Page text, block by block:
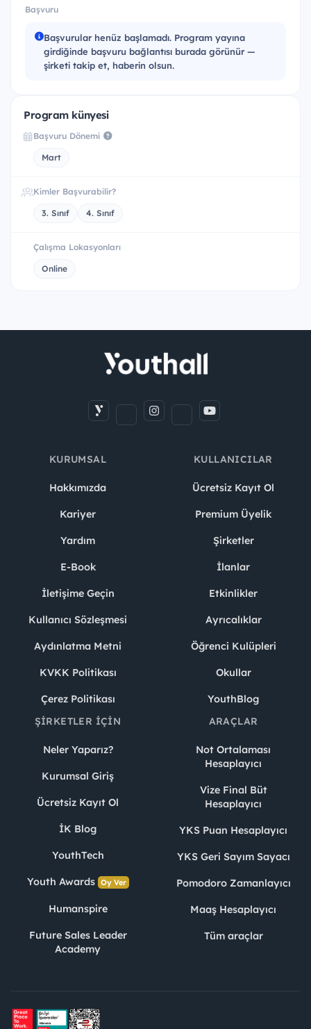
Başvuru
Başvurular henüz başlamadı. Program yayına
girdiğinde başvuru bağlantısı burada görünür —
şirketi takip et, haberin olsun.
Program künyesi
Başvuru Dönemi
Mart
Kimler Başvurabilir?
3. Sınıf 4. Sınıf
Çalışma Lokasyonları
Online
KURUMSAL
Hakkımızda
Kariyer
Yardım
E-Book
İletişime Geçin
Kullanıcı Sözleşmesi
Aydınlatma Metni
KVKK Politikası
Çerez Politikası
KULLANICILAR
Ücretsiz Kayıt Ol
Premium Üyelik
Şirketler
İlanlar
Etkinlikler
Ayrıcalıklar
Öğrenci Kulüpleri
Okullar
YouthBlog
ŞIRKETLER İÇIN
Neler Yaparız?
Kurumsal Giriş
Ücretsiz Kayıt Ol
İK Blog
YouthTech
Youth Awards Oy Ver
Humanspire
Future Sales Leader
Academy
ARAÇLAR
Not Ortalaması
Hesaplayıcı
Vize Final Büt
Hesaplayıcı
YKS Puan Hesaplayıcı
YKS Geri Sayım Sayacı
Pomodoro Zamanlayıcı
Maaş Hesaplayıcı
Tüm araçlar